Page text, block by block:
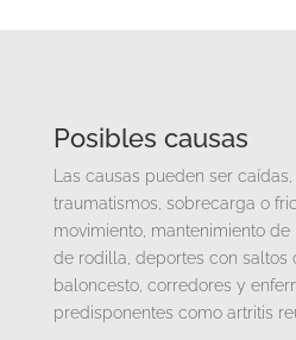
Posibles causas
Las causas pueden ser caídas,
traumatismos, sobrecarga o
movimiento, mantenimiento
de rodilla, deportes con saltos
baloncesto, corredores y
predisponentes como artritis